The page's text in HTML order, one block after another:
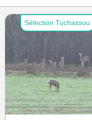
Sélection Tuchassou